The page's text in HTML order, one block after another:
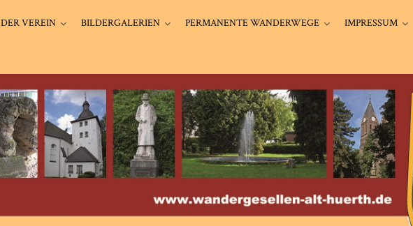
DER VEREIN BILDERGALERIEN PERMANENTE WANDERWEGE IMPRESSUM